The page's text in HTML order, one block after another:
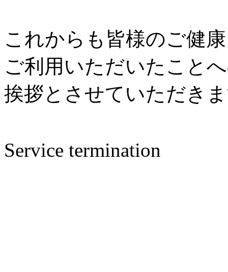
これからも皆様のご健
ご利用いただいたこと
挨拶とさせていただき
Service termination